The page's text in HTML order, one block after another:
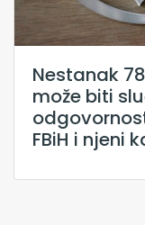
Nestanak
može biti
FBiH i njeni